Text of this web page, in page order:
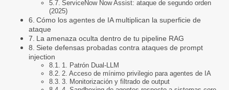
ServiceNow Now Assist: ataque de segundo orden
(2025)
Cómo los agentes de IA multiplican la superficie de
ataque
La amenaza oculta dentro de tu pipeline RAG
Siete defensas probadas contra ataques de prompt
injection
1. Patrón Dual-LLM
2. Acceso de mínimo privilegio para agentes de IA
3. Monitorización y filtrado de output